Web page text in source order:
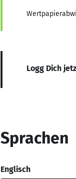
Logg Dich
Sprachen
Englisch